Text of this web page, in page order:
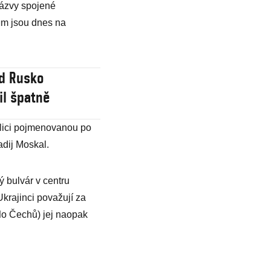
spojené
jsou dnes na
Rusko
špatně
pojmenovanou po
Moskal.
bulvár v centru
považují za
Čechů) jej naopak